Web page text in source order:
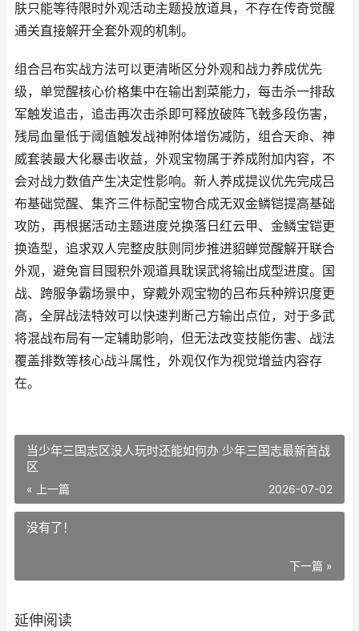
肤只能等待限时外观活动主题投放道具，不存在传奇觉醒
通关直接解开全套外观的机制。
组合吕布实战方法可以更清晰区分外观和战力养成优先
级，单觉醒核心价格集中在输出割菜能力，每击杀一排敌
军触发追击，追击再次击杀即可释放破阵飞戟多段伤害，
残局血量低于阈值触发战神附体增伤减防，组合天命、神
威套装最大化暴击收益，外观宝物属于养成附加内容，不
会对战力数值产生决定性影响。新人养成提议优先完成吕
布基础觉醒、集齐三件标配宝物合成无双金鳞铠提高基础
攻防，再根据活动主题进度兑换落日红云甲、金鳞宝铠更
换造型，追求双人完整皮肤则同步推进貂蝉觉醒解开联合
外观，避免盲目囤积外观道具耽误武将输出成型进度。国
战、跨服争霸场景中，穿戴外观宝物的吕布兵种辨识度更
高，全屏战法特效可以快速判断己方输出点位，对于多武
将混战布局有一定辅助影响，但无法改变技能伤害、战法
覆盖排数等核心战斗属性，外观仅作为视觉增益内容存
在。
当少年三国志区没人玩时还能如何办 少年三国志最新首战
区
« 上一篇 2026-07-02
没有了！
下一篇 »
延伸阅读